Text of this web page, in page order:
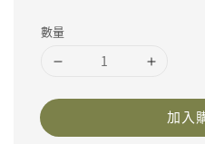
數量
加入